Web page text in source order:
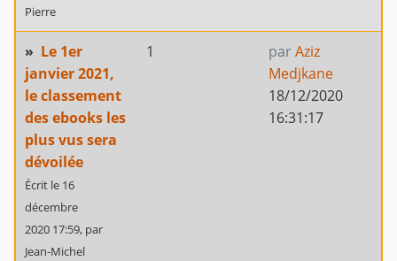
Pierre
» Le 1er
janvier 2021,
le classement
des ebooks les
plus vus sera
dévoilée
Écrit le 16
décembre
2020 17:59, par
Jean-Michel
1 parAziz
Medjkane
18/12/2020
16:31:17